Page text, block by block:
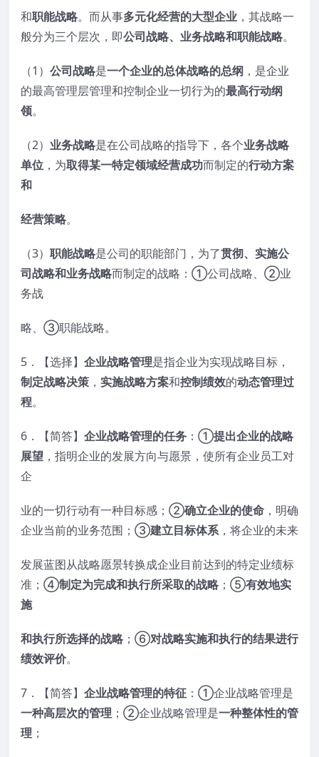
和职能战略。而从事多元化经营的大型企业 ，其战略一
般分为三个层次，即公司战略、业务战略和职能战略。
（1） 公司战略是一个企业的总体战略的总纲 ，是企业
的最高管理层管理和控制企业一切行为的最高行动纲
领。
（2） 业务战略是在公司战略的指导下，各个业务战略
单位 ，为取得某一特定领域经营成功而制定的行动方案
和
经营策略。
（3） 职能战略是公司的职能部门，为了贯彻、实施公
司战略和业务战略而制定的战略：①公司战略、②业
务战
略、③职能战略。
5．【选择】 企业战略管理是指企业为实现战略目标，
制定战略决策 ， 实施战略方案和控制绩效的动态管理过
程。
6．【简答】 企业战略管理的任务 ：①提出企业的战略
展望 ，指明企业的发展方向与愿景，使所有企业员工对
企
业的一切行动有一种目标感；②确立企业的使命 ，明确
企业当前的业务范围；③建立目标体系，将企业的未来
发展蓝图从战略愿景转换成企业目前达到的特定业绩标
准；④制定为完成和执行所采取的战略 ；⑤有效地实
施
和执行所选择的战略 ；⑥对战略实施和执行的结果进行
绩效评价。
7．【简答】 企业战略管理的特征 ：①企业战略管理是
一种高层次的管理 ；②企业战略管理是一种整体性的管
理 ；